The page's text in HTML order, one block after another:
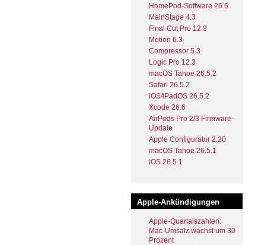
HomePod-Software 26.6
MainStage 4.3
Final Cut Pro 12.3
Motion 6.3
Compressor 5.3
Logic Pro 12.3
macOS Tahoe 26.5.2
Safari 26.5.2
iOS/iPadOS 26.5.2
Xcode 26.6
AirPods Pro 2/3 Firmware-
Update
Apple Configurator 2.20
macOS Tahoe 26.5.1
iOS 26.5.1
Apple-Ankündigungen
Apple-Quartalszahlen:
Mac-Umsatz wächst um 30
Prozent